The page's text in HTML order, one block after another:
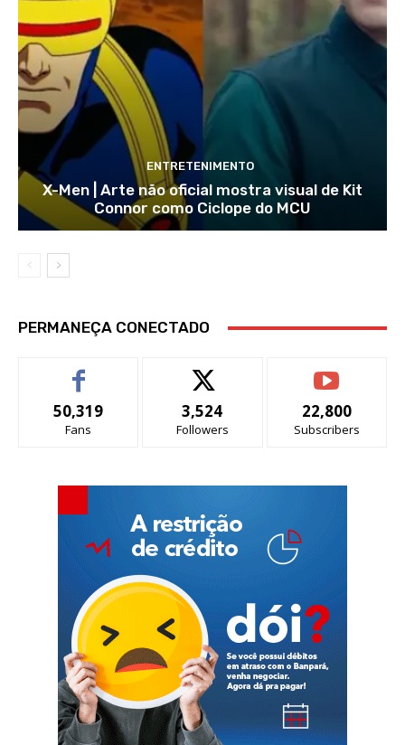
ENTRETENIMENTO
X-Men | Arte não oficial mostra visual de Kit
Connor como Ciclope do MCU
PERMANEÇA CONECTADO
50,319
Fans
3,524
Followers
22,800
Subscribers